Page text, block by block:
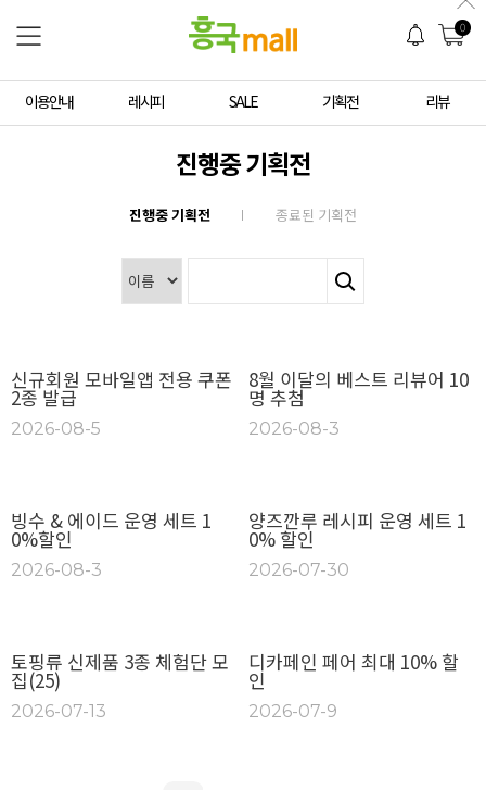
0
이용안내 레시피 SALE 기획전 리뷰
진행중 기획전
진행중 기획전 종료된 기획전
신규회원 모바일앱 전용 쿠폰
2종 발급
2026-08-5
8월 이달의 베스트 리뷰어 10
명 추첨
2026-08-3
빙수 & 에이드 운영 세트 1
0%할인
2026-08-3
양즈깐루 레시피 운영 세트 1
0% 할인
2026-07-30
토핑류 신제품 3종 체험단 모
집(25)
2026-07-13
디카페인 페어 최대 10% 할
인
2026-07-9